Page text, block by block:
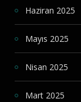
Haziran 2025
Mayıs 2025
Nisan 2025
Mart 2025